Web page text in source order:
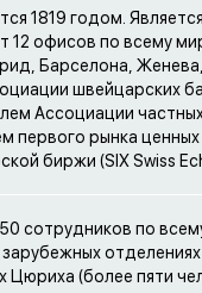
1819 годом.
12 офисов по всему
Барселона,
швейцарских
Ассоциации
первого рынка
биржи (SIX Swiss
сотрудников по
Цюриха (более пяти